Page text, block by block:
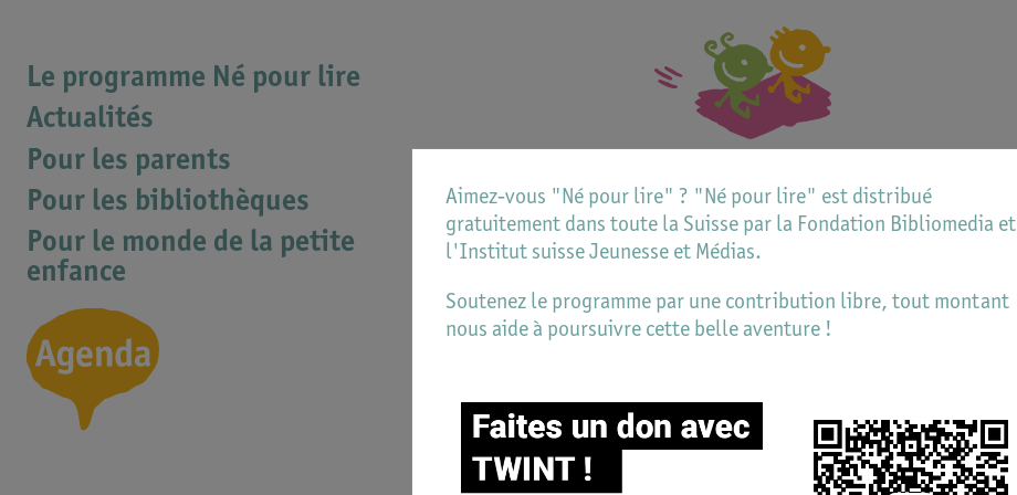
Le programme Né pour lire
Actualités
Pour les parents
Pour les bibliothèques
Pour le monde de la petite
enfance
Agenda
Berne
Bibliothèque de la Ville - Bibliothèque des Enfants et
des Jeunes
Aimez-vous "Né pour lire" ? "Né pour lire" est distribué
gratuitement dans toute la Suisse par la Fondation Bibliomedia et
l'Institut suisse Jeunesse et Médias.
Soutenez le programme par une contribution libre, tout montant
nous aide à poursuivre cette belle aventure !